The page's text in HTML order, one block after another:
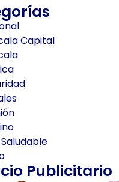
Capital
Publicitario